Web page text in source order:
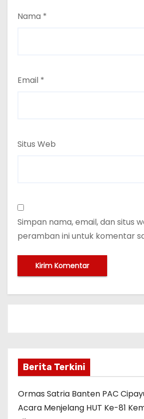
Nama *
Email *
Situs Web
Simpan nama, email, dan situs
peramban ini untuk komentar
Berita Terkini
Ormas Satria Banten PAC
Acara Menjelang HUT Ke-81